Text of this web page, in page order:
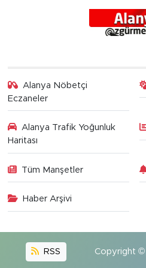
Alanya Nöbetçi
Eczaneler
Alanya Trafik Yoğunluk
Haritası
Tüm Manşetler
Haber Arşivi
RSS Copyright ©